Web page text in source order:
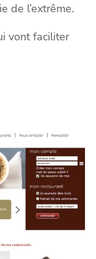
de l’extrême.
vont faciliter